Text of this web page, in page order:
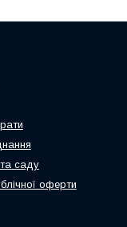
саду
оферти